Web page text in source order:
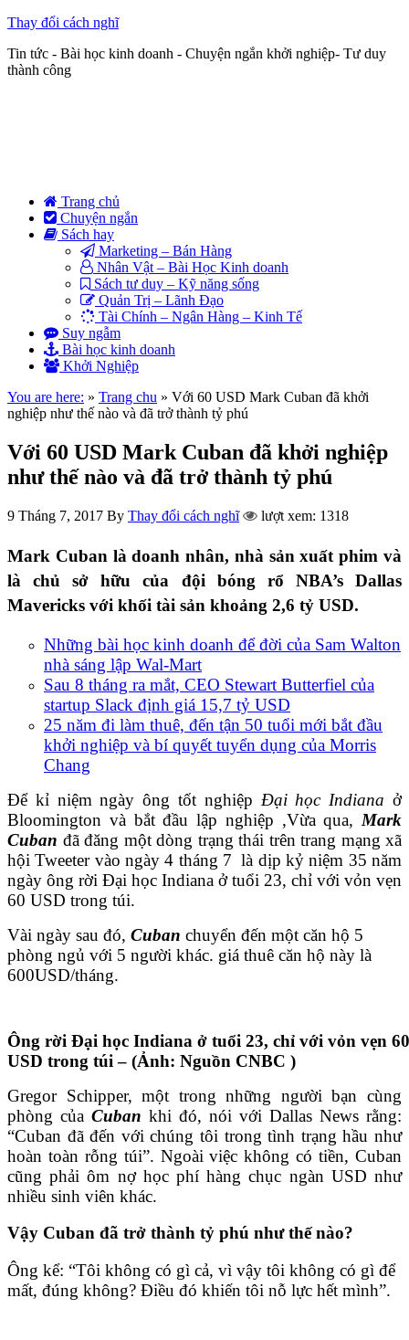
Thay đổi cách nghĩ
Tin tức - Bài học kinh doanh - Chuyện ngắn khởi nghiệp- Tư duy
thành công
Trang chủ
Chuyện ngắn
Sách hay
Marketing – Bán Hàng
Nhân Vật – Bài Học Kinh doanh
Sách tư duy – Kỹ năng sống
Quản Trị – Lãnh Đạo
Tài Chính – Ngân Hàng – Kinh Tế
Suy ngẫm
Bài học kinh doanh
Khởi Nghiệp
You are here: » Trang chu » Với 60 USD Mark Cuban đã khởi
nghiệp như thế nào và đã trở thành tỷ phú
Với 60 USD Mark Cuban đã khởi nghiệp
như thế nào và đã trở thành tỷ phú
9 Tháng 7, 2017 By Thay đổi cách nghĩ lượt xem: 1318
Mark Cuban là doanh nhân, nhà sản xuất phim và
là chủ sở hữu của đội bóng rổ NBA’s Dallas
Mavericks với khối tài sản khoảng 2,6 tỷ USD.
Những bài học kinh doanh để đời của Sam Walton
nhà sáng lập Wal-Mart
Sau 8 tháng ra mắt, CEO Stewart Butterfiel của
startup Slack định giá 15,7 tỷ USD
25 năm đi làm thuê, đến tận 50 tuổi mới bắt đầu
khởi nghiệp và bí quyết tuyển dụng của Morris
Chang
Để kỉ niệm ngày ông tốt nghiệp Đại học Indiana ở
Bloomington và bắt đầu lập nghiệp ,Vừa qua, Mark
Cuban đã đăng một dòng trạng thái trên trang mạng xã
hội Tweeter vào ngày 4 tháng 7 là dịp kỷ niệm 35 năm
ngày ông rời Đại học Indiana ở tuổi 23, chỉ với vỏn vẹn
60 USD trong túi.
Vài ngày sau đó, Cuban chuyển đến một căn hộ 5
phòng ngủ với 5 người khác. giá thuê căn hộ này là
600USD/tháng.
Ông rời Đại học Indiana ở tuổi 23, chỉ với vỏn vẹn 60
USD trong túi – (Ảnh: Nguồn CNBC )
Gregor Schipper, một trong những người bạn cùng
phòng của Cuban khi đó, nói với Dallas News rằng:
“Cuban đã đến với chúng tôi trong tình trạng hầu như
hoàn toàn rỗng túi”. Ngoài việc không có tiền, Cuban
cũng phải ôm nợ học phí hàng chục ngàn USD như
nhiều sinh viên khác.
Vậy Cuban đã trở thành tỷ phú như thế nào?
Ông kể: “Tôi không có gì cả, vì vậy tôi không có gì để
mất, đúng không? Điều đó khiến tôi nỗ lực hết mình”.